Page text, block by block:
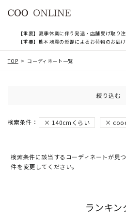
【重要】夏季休業に伴う発送・店舗受け取り
【重要】熊本地震の影響によるお荷物のお届
TOP コーディネート一覧
絞り込む
140cmくらい
検索条件に該当するコーディネートが見
件を変更してください。
ランキン